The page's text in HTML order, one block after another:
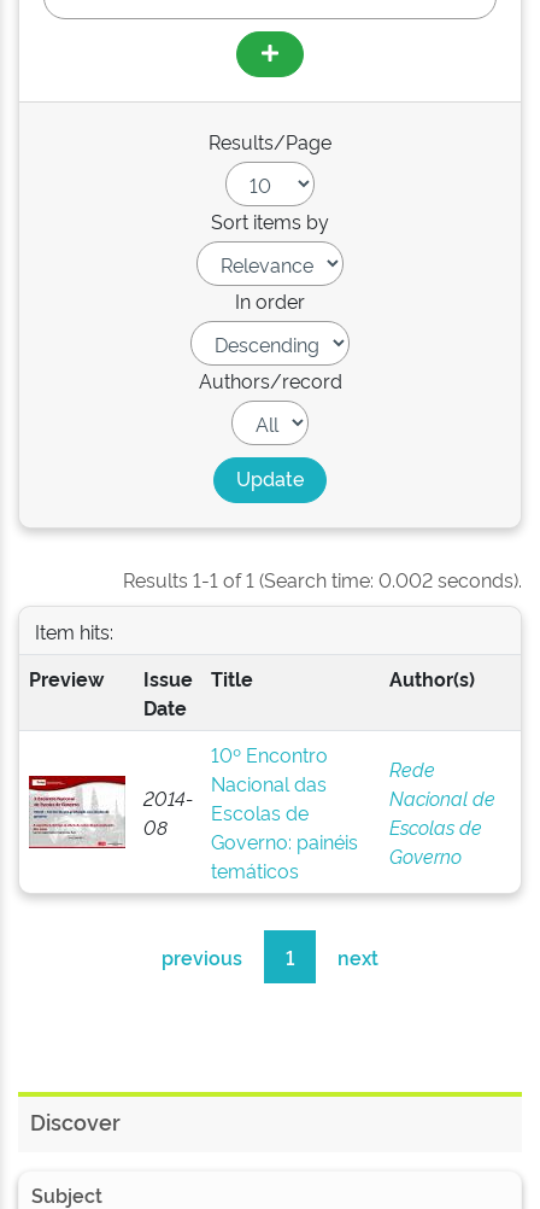
Results/Page
Sort items by
In order
Authors/record
Results 1-1 of 1 (Search time: 0.002 seconds).
Item hits:
Preview
Issue
Date
Title Author(s)
2014-
08
10º Encontro
Nacional das
Escolas de
Governo: painéis
temáticos
Rede
Nacional de
Escolas de
Governo
previous 1 next
Discover
Subject